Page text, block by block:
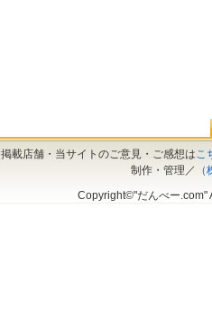
掲載店舗・当サイトのご意見・ご感想はこ
制作・管理／
Copyright©"だんべー.com"